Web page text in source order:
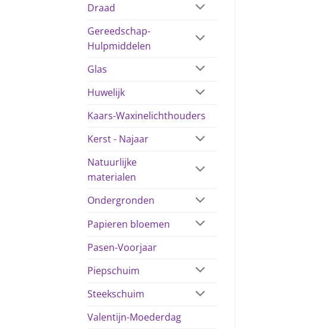
Draad
Gereedschap-
Hulpmiddelen
Glas
Huwelijk
Kaars-Waxinelichthouders
Kerst - Najaar
Natuurlijke
materialen
Ondergronden
Papieren bloemen
Pasen-Voorjaar
Piepschuim
Steekschuim
Valentijn-Moederdag